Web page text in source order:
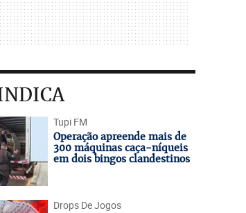
Tupi FM
Operação apreende mais de
300 máquinas caça-níqueis
em dois bingos clandestinos
Drops De Jogos